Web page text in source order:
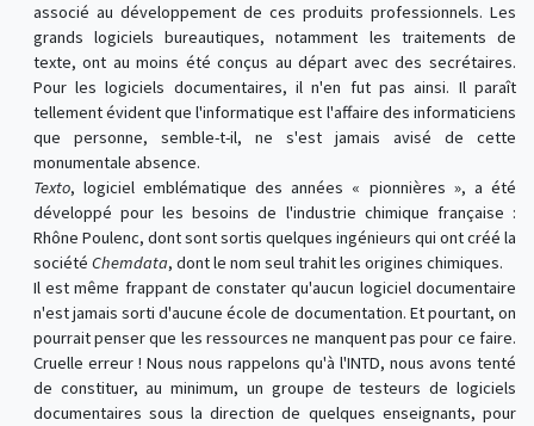
associé au développement de ces produits professionnels. Les
grands logiciels bureautiques, notamment les traitements de
texte, ont au moins été conçus au départ avec des secrétaires.
Pour les logiciels documentaires, il n'en fut pas ainsi. Il paraît
tellement évident que l'informatique est l'affaire des informaticiens
que personne, semble-t-il, ne s'est jamais avisé de cette
monumentale absence.
Texto, logiciel emblématique des années « pionnières », a été
développé pour les besoins de l'industrie chimique française :
Rhône Poulenc, dont sont sortis quelques ingénieurs qui ont créé la
société Chemdata, dont le nom seul trahit les origines chimiques.
Il est même frappant de constater qu'aucun logiciel documentaire
n'est jamais sorti d'aucune école de documentation. Et pourtant, on
pourrait penser que les ressources ne manquent pas pour ce faire.
Cruelle erreur ! Nous nous rappelons qu'à l'INTD, nous avons tenté
de constituer, au minimum, un groupe de testeurs de logiciels
documentaires sous la direction de quelques enseignants, pour